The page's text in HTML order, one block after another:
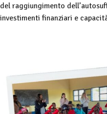
del raggiungimento
investimenti finanziari e